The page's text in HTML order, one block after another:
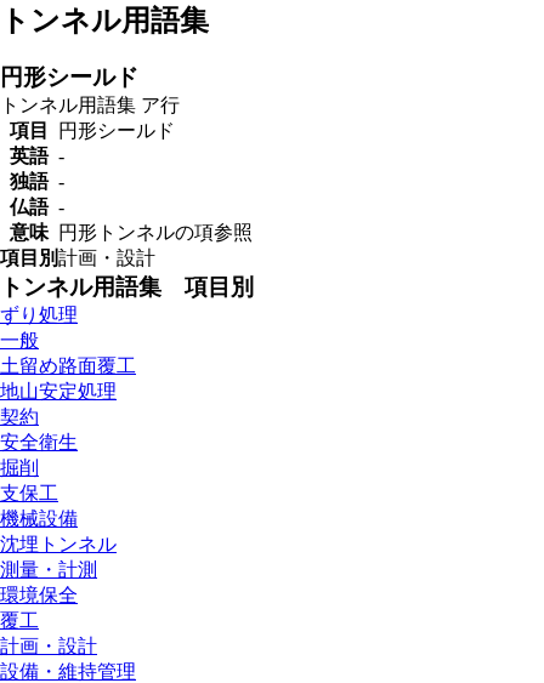
トンネル用語集
円形シールド
トンネル用語集 ア行
項目
円形シールド
英語 -
独語 -
仏語 -
意味 円形トンネルの項参照
項目別計画・設計
トンネル用語集 項目別
ずり処理
一般
土留め路面覆工
地山安定処理
契約
安全衛生
掘削
支保工
機械設備
沈埋トンネル
測量・計測
環境保全
覆工
計画・設計
設備・維持管理